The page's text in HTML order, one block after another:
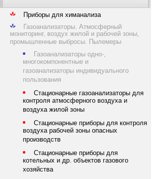
Приборы для химанализа
Газоанализаторы. Атмосферный
мониторинг, воздух жилой и рабочей зоны,
промышленные выбросы. Пылемеры
Газоанализаторы одно-,
многокомпонентные и
газоанализаторы индивидуального
пользования
Стационарные газоанализаторы для
контроля атмосферного воздуха и
воздуха жилой зоны
Стационарные приборы для контроля
воздуха рабочей зоны опасных
производств
Стационарные приборы для
котельных и др. объектов газового
хозяйства